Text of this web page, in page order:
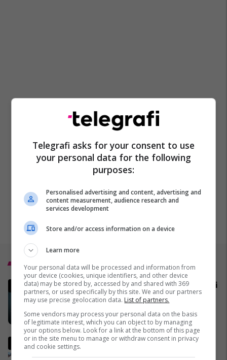
Top 5
MINUTË PAS MINUTE - Bllokimi i
Ngushticës së Hormuzit
Pse Fidel Castro gjithmonë
Telegrafi asks for your consent to use
your personal data for the following
purposes:
Personalised advertising and content, advertising and
content measurement, audience research and
services development
Store and/or access information on a device
Learn more
Your personal data will be processed and information from
your device (cookies, unique identifiers, and other device
data) may be stored by, accessed by and shared with 369
partners, or used specifically by this site. We and our partners
may use precise geolocation data. List of partners.
Some vendors may process your personal data on the basis
of legitimate interest, which you can object to by managing
your options below. Look for a link at the bottom of this page
or in the site menu to manage or withdraw consent in privacy
and cookie settings.